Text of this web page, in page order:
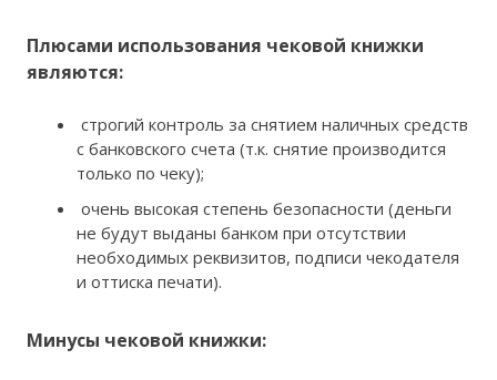
Плюсами использования чековой книжки
являются:
строгий контроль за снятием наличных средств
с банковского счета (т.к. снятие производится
только по чеку);
очень высокая степень безопасности (деньги
не будут выданы банком при отсутствии
необходимых реквизитов, подписи чекодателя
и оттиска печати).
Минусы чековой книжки: